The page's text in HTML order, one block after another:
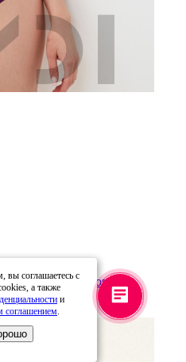
В корзину
вы соглашаетесь с
а также
и
соглашением.